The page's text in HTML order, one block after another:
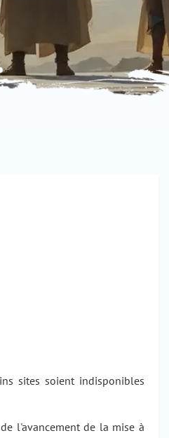
sites soient indisponibles
l'avancement de la mise à